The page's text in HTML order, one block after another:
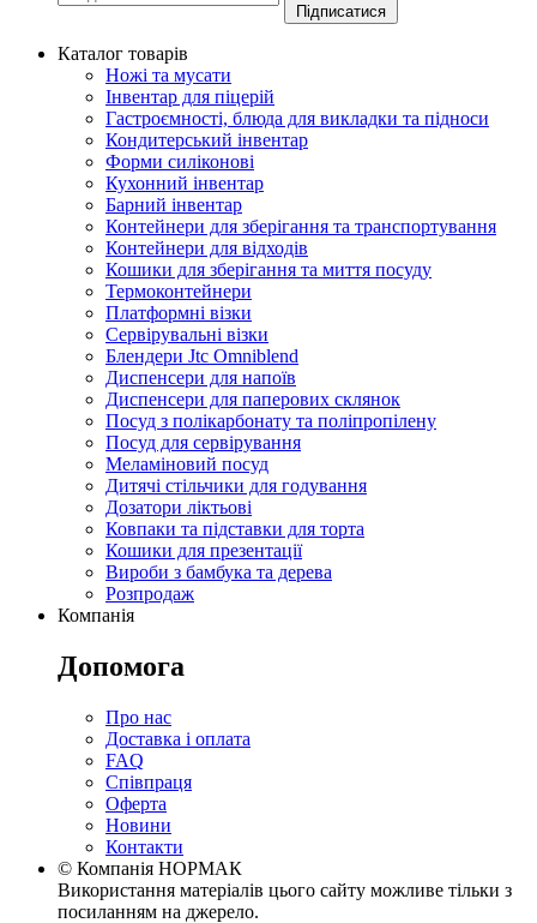
Підписатися
Каталог товарів
Ножі та мусати
Інвентар для піцерій
Гастроємності, блюда для викладки та підноси
Кондитерський інвентар
Форми силіконові
Кухонний інвентар
Барний інвентар
Контейнери для зберігання та транспортування
Контейнери для відходів
Кошики для зберігання та миття посуду
Термоконтейнери
Платформні візки
Сервірувальні візки
Блендери Jtc Omniblend
Диспенсери для напоїв
Диспенсери для паперових склянок
Посуд з полікарбонату та поліпропілену
Посуд для сервірування
Меламіновий посуд
Дитячі стільчики для годування
Дозатори ліктьові
Ковпаки та підставки для торта
Кошики для презентації
Вироби з бамбука та дерева
Розпродаж
Компанія
Допомога
Про нас
Доставка і оплата
FAQ
Співпраця
Оферта
Новини
Контакти
© Компанія НОРМАК
Використання матеріалів цього сайту можливе тільки з
посиланням на джерело.